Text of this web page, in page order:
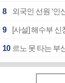
8 외국인 선원 ‘인
9 [사설] 해수부
10 르노 못 타는 부